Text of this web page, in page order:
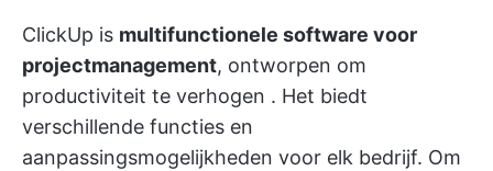
ClickUp is multifunctionele software voor
projectmanagement, ontworpen om
productiviteit te verhogen . Het biedt
verschillende functies en
aanpassingsmogelijkheden voor elk bedrijf. Om